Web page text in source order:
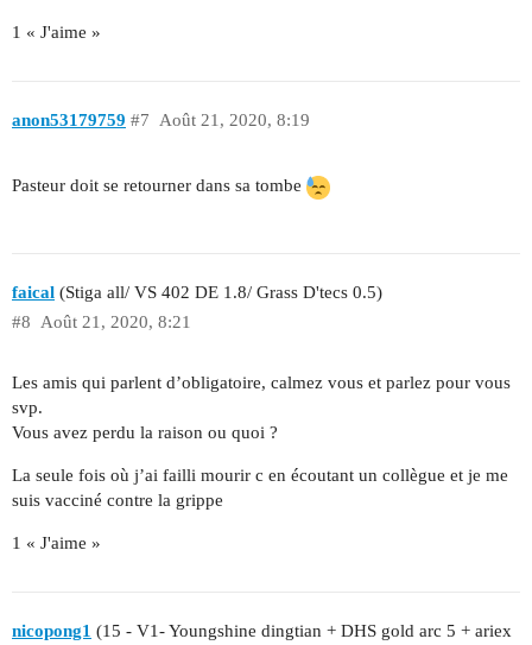
1 « J'aime »
anon53179759 Août 21, 2020, 8:19
#7
Pasteur doit se retourner dans sa tombe
faical (Stiga all/ VS 402 DE 1.8/ Grass D'tecs 0.5)
Août 21, 2020, 8:21
#8
Les amis qui parlent d’obligatoire, calmez vous et parlez pour vous
svp.
Vous avez perdu la raison ou quoi ?
La seule fois où j’ai failli mourir c en écoutant un collègue et je me
suis vacciné contre la grippe
1 « J'aime »
nicopong1 (15 - V1- Youngshine dingtian + DHS gold arc 5 + ariex